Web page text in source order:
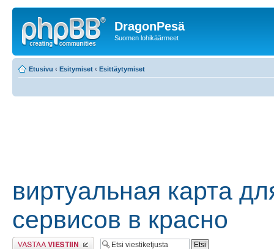
DragonPesä
Suomen lohikäärmeet
Etusivu ‹ Esitymiset ‹ Esittäytymiset
виртуальная карта
сервисов в красно
Lähetä vastaus